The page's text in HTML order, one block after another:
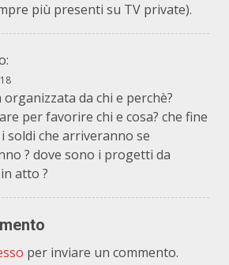
più presenti su TV private).
da chi e perchè?
per favorire chi e cosa? che fine
soldi che arriveranno se
? dove sono i progetti da
atto ?
per inviare un commento.